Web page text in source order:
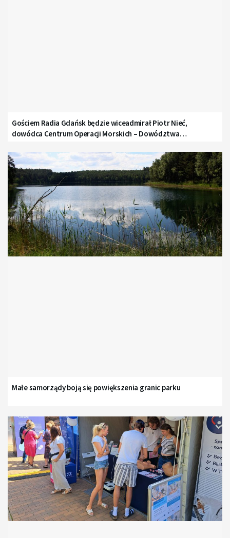
Gościem Radia Gdańsk będzie wiceadmirał Piotr Nieć,
dowódca Centrum Operacji Morskich – Dowództwa
Małe samorządy boją się powiększenia granic parku